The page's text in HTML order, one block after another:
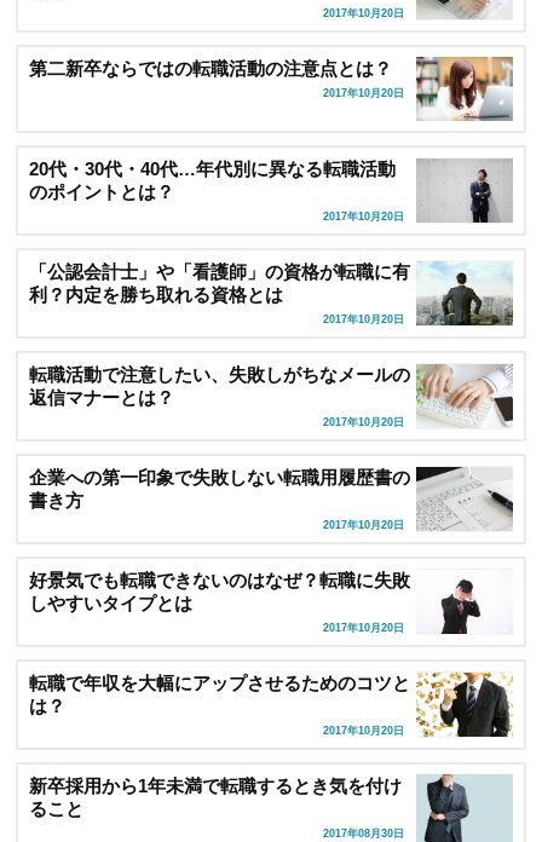
2017年10月20日
第二新卒ならではの転職活動の注意点とは？
2017年10月20日
20代・30代・40代…年代別に異なる転職活動
のポイントとは？
2017年10月20日
「公認会計士」や「看護師」の資格が転職に有
利？内定を勝ち取れる資格とは
2017年10月20日
転職活動で注意したい、失敗しがちなメールの
返信マナーとは？
2017年10月20日
企業への第一印象で失敗しない転職用履歴書の
書き方
2017年10月20日
好景気でも転職できないのはなぜ？転職に失敗
しやすいタイプとは
2017年10月20日
転職で年収を大幅にアップさせるためのコツと
は？
2017年10月20日
新卒採用から1年未満で転職するとき気を付け
ること
2017年08月30日